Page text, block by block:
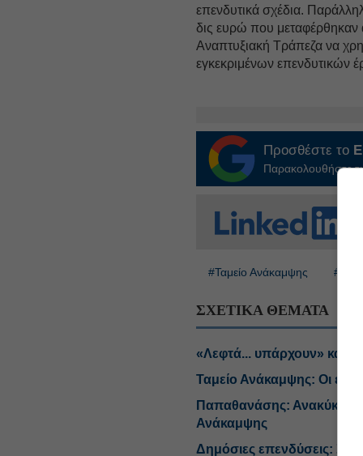
επενδυτικά σχέδια.
δις ευρώ που μεταφέρθηκαν
Αναπτυξιακή Τράπεζα να
εγκεκριμένων επενδυτικών
Προσθέστε το
Παρακολουθήστε
#Ταμείο Ανάκαμψης #ΒΕΘ
ΣΧΕΤΙΚΑ ΘΕΜΑΤΑ
«Λεφτά... υπάρχουν» και
Ταμείο Ανάκαμψης: Οι
Παπαθανάσης:
Ανάκαμψης
Δημόσιες επενδύσεις: